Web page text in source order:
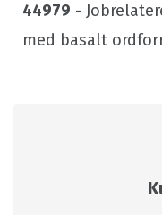
44979 -
med basalt